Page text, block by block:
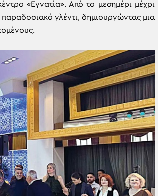
«Εγνατία». Από το μεσημέρι μέχρι
γλέντι, δημιουργώντας μια